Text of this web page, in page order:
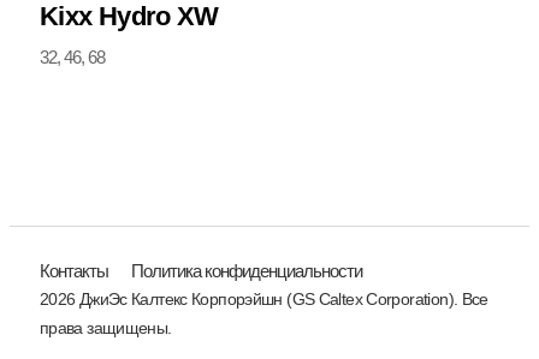
Kixx Hydro XW
32, 46, 68
Контакты Политика конфиденциальности
2026 ДжиЭс Калтекс Корпорэйшн (GS Caltex Corporation). Все
права защищены.